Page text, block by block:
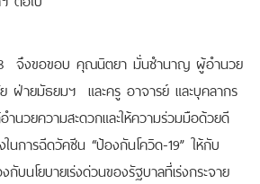
3 จึงขอขอบ คุณนิตยา มั่นชำนาญ ผู้อำนวย
ย ฝ่ายมัธยมฯ และครู อาจารย์ และบุคลากร
ำนวยความสะดวกและให้ความร่วมมือด้วยดี
นการฉีดวัคซีน “ป้องกันโควิด-19” ให้กับ
บนโยบายเร่งด่วนของรัฐบาลที่เร่งกระจาย